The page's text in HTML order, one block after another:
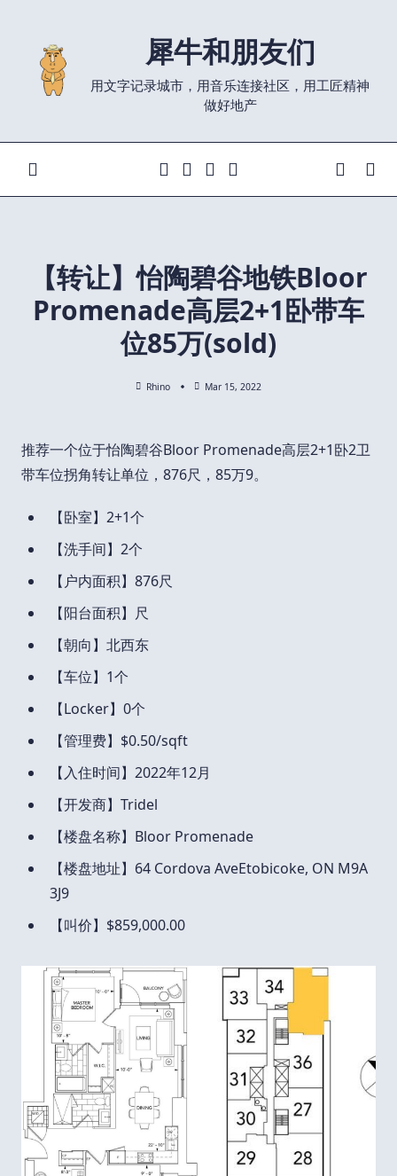
content
犀牛和朋友们
用文字记录城市，用音乐连接社区，用工匠精神
做好地产
【转让】怡陶碧谷地铁Bloor
Promenade高层2+1卧带车
位85万(sold)
Rhino Mar 15, 2022
推荐一个位于怡陶碧谷Bloor Promenade高层2+1卧2卫
带车位拐角转让单位，876尺，85万9。
【卧室】2+1个
【洗手间】2个
【户内面积】876尺
【阳台面积】尺
【朝向】北西东
【车位】1个
【Locker】0个
【管理费】$0.50/sqft
【入住时间】2022年12月
【开发商】Tridel
【楼盘名称】Bloor Promenade
【楼盘地址】64 Cordova AveEtobicoke, ON M9A
3J9
【叫价】$859,000.00